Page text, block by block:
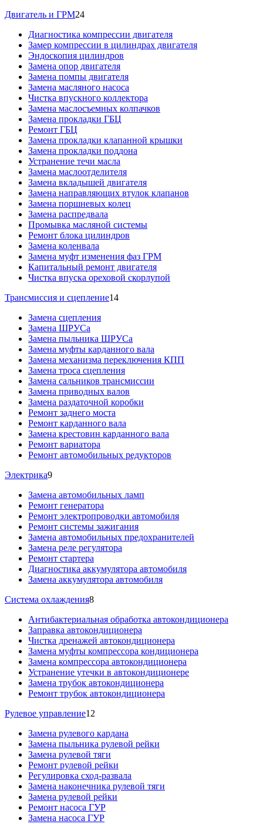
Двигатель и ГРМ24
Диагностика компрессии двигателя
Замер компрессии в цилиндрах двигателя
Эндоскопия цилиндров
Замена опор двигателя
Замена помпы двигателя
Замена масляного насоса
Чистка впускного коллектора
Замена маслосъемных колпачков
Замена прокладки ГБЦ
Ремонт ГБЦ
Замена прокладки клапанной крышки
Замена прокладки поддона
Устранение течи масла
Замена маслоотделителя
Замена вкладышей двигателя
Замена направляющих втулок клапанов
Замена поршневых колец
Замена распредвала
Промывка масляной системы
Ремонт блока цилиндров
Замена коленвала
Замена муфт изменения фаз ГРМ
Капитальный ремонт двигателя
Чистка впуска ореховой скорлупой
Трансмиссия и сцепление14
Замена сцепления
Замена ШРУСа
Замена пыльника ШРУСа
Замена муфты карданного вала
Замена механизма переключения КПП
Замена троса сцепления
Замена сальников трансмиссии
Замена приводных валов
Замена раздаточной коробки
Ремонт заднего моста
Ремонт карданного вала
Замена крестовин карданного вала
Ремонт вариатора
Ремонт автомобильных редукторов
Электрика9
Замена автомобильных ламп
Ремонт генератора
Ремонт электропроводки автомобиля
Ремонт системы зажигания
Замена автомобильных предохранителей
Замена реле регулятора
Ремонт стартера
Диагностика аккумулятора автомобиля
Замена аккумулятора автомобиля
Система охлаждения8
Антибактериальная обработка автокондиционера
Заправка автокондиционера
Чистка дренажей автокондиционера
Замена муфты компрессора кондиционера
Замена компрессора автокондиционера
Устранение утечки в автокондиционере
Замена трубок автокондиционера
Ремонт трубок автокондиционера
Рулевое управление12
Замена рулевого кардана
Замена пыльника рулевой рейки
Замена рулевой тяги
Ремонт рулевой рейки
Регулировка сход-развала
Замена наконечника рулевой тяги
Замена рулевой рейки
Ремонт насоса ГУР
Замена насоса ГУР